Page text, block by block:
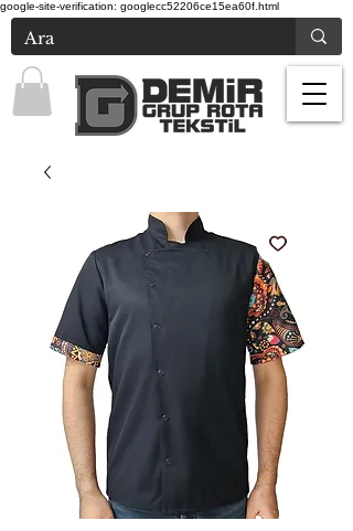
google-site-verification: googlecc52206ce15ea60f.html